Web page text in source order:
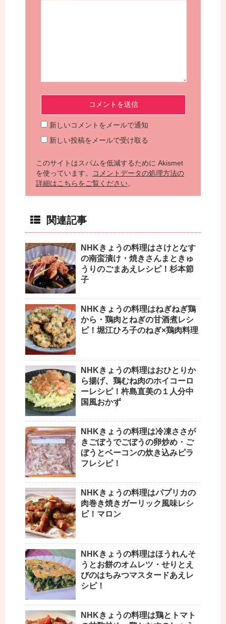
新しいコメントをメールで通知
新しい投稿をメールで受け取る
このサイトはスパムを低減するために Akismet
を使っています。
コメントデータの処理方法の
詳細はこちらをご覧ください。
関連記事
NHKきょうの料理はさけとなす
の南蛮漬け・焼きさんまときゅ
うりのごまあえレシピ！杉本節
子
NHKきょうの料理はねぎねぎ鶏
から・鶏肉とねぎの甘酒煮レシ
ピ！堀江ひろ子のねぎ×鶏肉料理
NHKきょうの料理はおひとりか
ら揚げ、鶏むね肉のホイコーロ
ーレシピ！杵島直美の１人分中
国風おかず
NHKきょうの料理は冷凍ささが
きごぼうでごぼうの卵炒め・ご
ぼうとベーコンの炊き込みピラ
フレシピ！
NHKきょうの料理はパプリカの
肉巻き焼きガーリック風味レシ
ピ！マロン
NHKきょうの料理はほうれんそ
うとお餅のオムレツ・せりとえ
びのはちみつマスタードあえレ
シピ！
NHKきょうの料理は鶏とトマト